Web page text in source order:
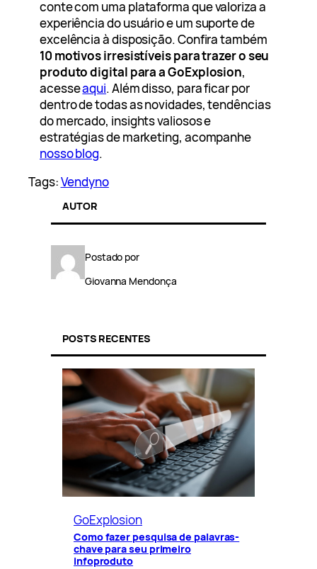
conte com uma plataforma que valoriza a
experiência do usuário e um suporte de
excelência à disposição. Confira também
10 motivos irresistíveis para trazer o seu
produto digital para a GoExplosion,
acesseaqui. Além disso, para ficar por
dentro de todas as novidades, tendências
do mercado, insights valiosos e
estratégias de marketing, acompanhe
nosso blog.
Tags:Vendyno
AUTOR
Postado por
Giovanna Mendonça
POSTS RECENTES
GoExplosion
Como fazer pesquisa de palavras-
chave para seu primeiro
infoproduto